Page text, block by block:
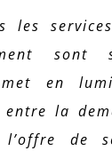
les
en
entre la
de